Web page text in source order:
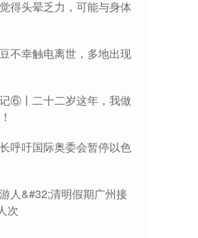
得头晕乏力，可能与身体
不幸触电离世，多地出现
⑥丨二十二岁这年，我做
呼吁国际奥委会暂停以色
人&#32;清明假期广州接
次